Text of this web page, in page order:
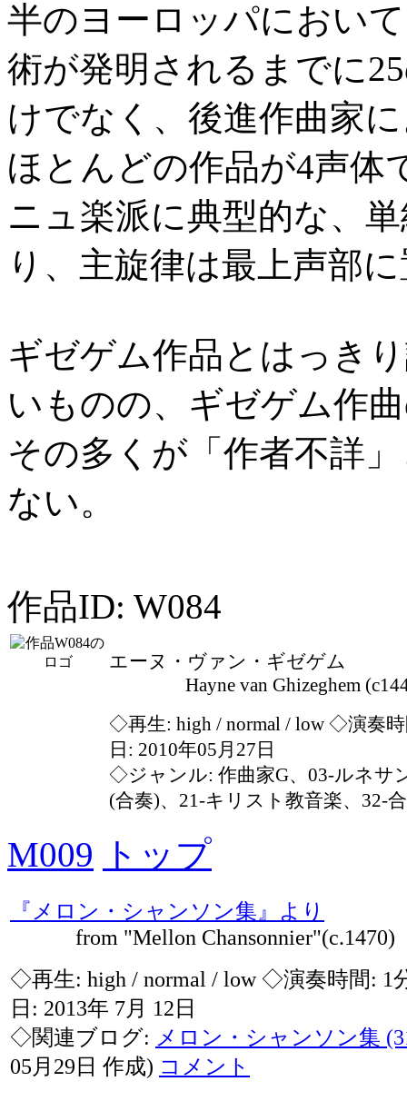
半のヨーロッパにおい
術が発明されるまでに
けでなく、後進作曲家
ほとんどの作品が4声体
ニュ楽派に典型的な、
り、主旋律は最上声部
ギゼゲム作品とはっき
いものの、ギゼゲム作
その多くが「作者不詳
ない。
作品ID: W084
エーヌ・ヴァン・ギゼゲム
Hayne van Ghizeghem
◇再生: high / normal / low ◇演奏時
日: 2010年05月27日
◇ジャンル: 作曲家G、03-ルネサ
(合奏)、21-キリスト教音楽、32-
M009 トップ
『メロン・シャンソン集』より
from "Mellon Chansonnier"(c.1470)
◇再生: high / normal / low ◇演奏時間: 1
日: 2013年 7月 12日
◇関連ブログ: メロン・シャンソン集
05月29日 作成) コメント